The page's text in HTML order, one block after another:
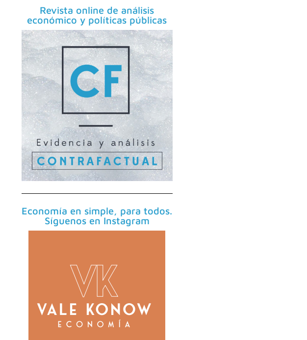
Revista online de análisis
económico y políticas públicas
Economía en simple, para todos.
Síguenos en Instagram